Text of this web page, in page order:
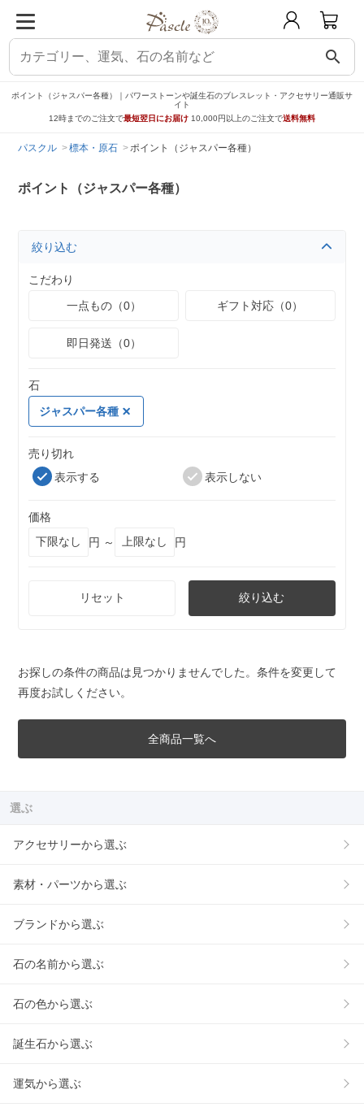
search
ポイント（ジャスパー各種）｜パワーストーンや誕生石のブレスレット・アクセサリー通販サ
イト
12時までのご注文で最短翌日にお届け 10,000円以上のご注文で送料無料
パスクル 標本・原石 ポイント（ジャスパー各種）
ポイント（ジャスパー各種）
絞り込む
こだわり
一点もの（0）
ギフト対応（0）
即日発送（0）
石
ジャスパー各種
売り切れ
表示する
表示しない
価格
円 ～
円
リセット 絞り込む
お探しの条件の商品は見つかりませんでした。条件を変更して
再度お試しください。
全商品一覧へ
選ぶ
アクセサリーから選ぶ
素材・パーツから選ぶ
ブランドから選ぶ
石の名前から選ぶ
石の色から選ぶ
誕生石から選ぶ
運気から選ぶ